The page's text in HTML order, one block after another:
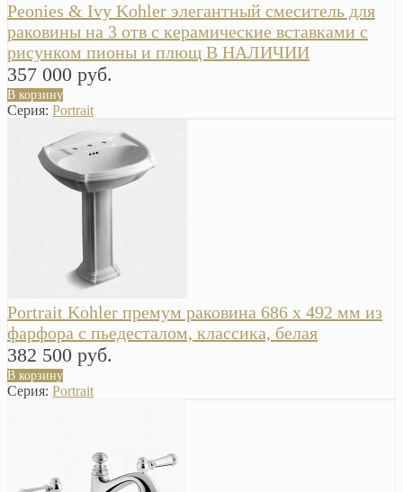
Peonies & Ivy Kohler элегантный смеситель для
раковины на 3 отв с керамические вставками с
рисунком пионы и плющ В НАЛИЧИИ
357 000 руб.
В корзину
Серия: Portrait
Portrait Kohler премум раковина 686 х 492 мм из
фарфора с пьедесталом, классика, белая
382 500 руб.
В корзину
Серия: Portrait